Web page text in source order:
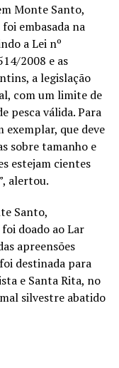
Monte Santo,
embasada na
a Lei nº
2008 e as
a legislação
com um limite de
pesca válida. Para
que deve
sobre tamanho e
estejam cientes
alertou.
Santo,
doado ao Lar
apreensões
destinada para
e Santa Rita, no
silvestre abatido